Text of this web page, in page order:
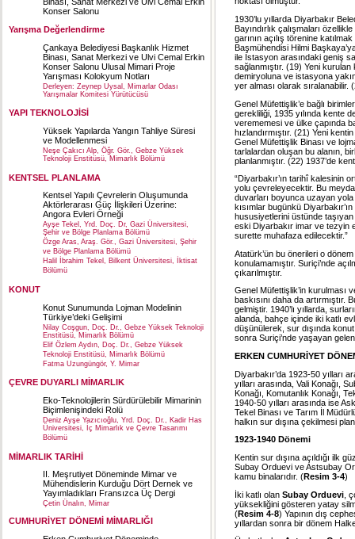
Binası, Sanat Merkezi ve Ulvi Cemal Erkin
Konser Salonu
Yarışma Değerlendirme
Çankaya Belediyesi Başkanlık Hizmet
Binası, Sanat Merkezi ve Ulvi Cemal Erkin
Konser Salonu Ulusal Mimari Proje
Yarışması Kolokyum Notları
Derleyen: Zeynep Uysal, Mimarlar Odası
Yarışmalar Komitesi Yürütücüsü
YAPI TEKNOLOJİSİ
Yüksek Yapılarda Yangın Tahliye Süresi
ve Modellenmesi
Neşe Çakıcı Alp, Öğr. Gör., Gebze Yüksek
Teknoloji Enstitüsü, Mimarlık Bölümü
KENTSEL PLANLAMA
Kentsel Yapılı Çevrelerin Oluşumunda
Aktörlerarası Güç İlişkileri Üzerine:
Angora Evleri Örneği
Ayşe Tekel, Yrd. Doç. Dr, Gazi Üniversitesi,
Şehir ve Bölge Planlama Bölümü
Özge Aras, Araş. Gör., Gazi Üniversitesi, Şehir
ve Bölge Planlama Bölümü
Halil İbrahim Tekel, Bilkent Üniversitesi, İktisat
Bölümü
KONUT
Konut Sunumunda Lojman Modelinin
Türkiye’deki Gelişimi
Nilay Coşgun, Doç. Dr., Gebze Yüksek Teknoloji
Enstitüsü, Mimarlık Bölümü
Elif Özlem Aydın, Doç. Dr., Gebze Yüksek
Teknoloji Enstitüsü, Mimarlık Bölümü
Fatma Uzungüngör, Y. Mimar
ÇEVRE DUYARLI MİMARLIK
Eko-Teknolojilerin Sürdürülebilir Mimarinin
Biçimlenişindeki Rolü
Deniz Ayşe Yazıcıoğlu, Yrd. Doç. Dr., Kadir Has
Üniversitesi, İç Mimarlık ve Çevre Tasarımı
Bölümü
MİMARLIK TARİHİ
II. Meşrutiyet Döneminde Mimar ve
Mühendislerin Kurduğu Dört Dernek ve
Yayımladıkları Fransızca Üç Dergi
Çetin Ünalın, Mimar
CUMHURİYET DÖNEMİ MİMARLIĞI
1930’lu yıllarda Diyarbakır
Bayındırlık çalışmaları
garının açılış törenine
Başmühendisi Hilmi
ile İstasyon arasındaki geniş
sağlanmıştır. (19) Yeni
demiryoluna ve istasyona
yer alması olarak sıralanabilir.
Genel Müfettişlik’e bağlı
gerekliliği, 1935 yılında kente
verememesi ve ülke çapında
hızlandırmıştır. (21) Yeni
Genel Müfettişlik Binası ve
tarlalardan oluşan bu alanın,
planlanmıştır. (22) 1937’de
“Diyarbakır’ın tarihî kalesinin
yolu çevreleyecektir. Bu
duvarları boyunca uzayan
kısımlar bugünkü
hususiyetlerini üstünde
eski Diyarbakır imar ve tezyin
surette muhafaza edilecektir.”
Atatürk’ün bu önerileri o
konulamamıştır. Suriçi’nde
çıkarılmıştır.
Genel Müfettişlik’in kurulması
baskısını daha da
gelmiştir. 1940’lı yıllarda,
alanda, bahçe içinde iki katlı
düşünülerek, sur dışında
sonra Suriçi’nde yaşayan
ERKEN CUMHURİYET
Diyarbakır’da 1923-50 yılları
yılları arasında, Vali Konağı,
Konağı, Komutanlık Konağı,
1940-50 yılları arasında ise
Tekel Binası ve Tarım İl
halkın sur dışına çekilmesi
1923-1940 Dönemi
Kentin sur dışına açıldığı ilk
Subay Orduevi ve Astsubay
kamu binalarıdır. (Resim 3-4)
İki katlı olan Subay Orduevi ,
yüksekliğini gösteren yatay
(Resim 4-8) Yapının dış
yıllardan sonra bir dönem